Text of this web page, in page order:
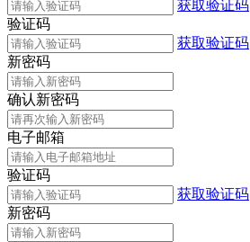
获取验证码
验证码
获取验证码
新密码
确认新密码
电子邮箱
验证码
获取验证码
新密码